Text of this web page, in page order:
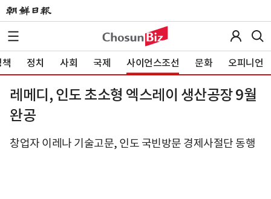
정치 사회 국제 사이언스조선 문화 오피니언
레메디, 인도 초소형 엑스레이 생산공장 9월
완공
창업자 이레나 기술고문, 인도 국빈방문 경제사절단 동행